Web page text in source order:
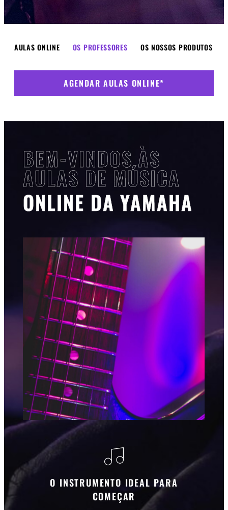
AULAS ONLINE OS PROFESSORES OS NOSSOS PRODUTOS
AGENDAR AULAS ONLINE*
BEM-VINDOS ÀS
AULAS DE MÚSICA
ONLINE DA YAMAHA
O INSTRUMENTO IDEAL PARA
COMEÇAR